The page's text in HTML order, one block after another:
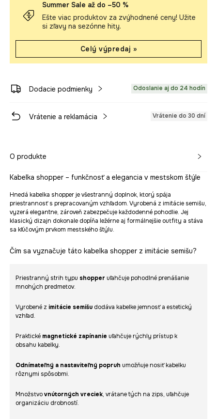
Summer Sale až do –50 %
Ešte viac produktov za zvýhodnené ceny! Užite
si zľavy na sezónne hity.
Celý výpredaj »
Dodacie podmienky Odoslanie aj do 24 hodín
Vrátenie a reklamácia Vrátenie do 30 dní
O produkte
Kabelka shopper – funkčnosť a elegancia v mestskom štýle
Hnedá kabelka shopper je všestranný doplnok, ktorý spája
priestrannosť s prepracovaným vzhľadom. Vyrobená z imitácie semišu,
vyzerá elegantne, zároveň zabezpečuje každodenné pohodlie. Jej
klasický dizajn dokonale dopĺňa ležérne aj formálnejšie outfity a stáva
sa kľúčovým prvkom mestského štýlu.
Čím sa vyznačuje táto kabelka shopper z imitácie semišu?
Priestranný strih typu shopper uľahčuje pohodlné prenášanie
mnohých predmetov.
Vyrobené z imitácie semišu dodáva kabelke jemnosť a estetický
vzhľad.
Praktické magnetické zapínanie uľahčuje rýchly prístup k
obsahu kabelky.
Odnímateľný a nastaviteľný popruh umožňuje nosiť kabelku
rôznymi spôsobmi.
Množstvovnútorných vreciek, vrátane tých na zips, uľahčuje
organizáciu drobností.